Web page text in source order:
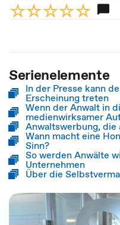
Serienelemente
In der Presse kann
Erscheinung treten
Wenn der Anwalt in
medienwirksamer
Anwaltswerbung, die
Wann macht eine
Sinn?
So werden Anwälte
Unternehmen
Über die